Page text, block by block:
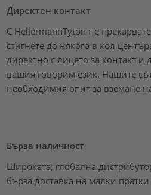
Директен контакт
С HellermannTyton не
стигнете до някого в кол
директно с лицето за контакт и
вашия говорим език. Нашите
необходимия опит за вземане
Бърза наличност
Широката, глобална
бърза доставка на малки